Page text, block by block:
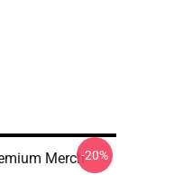
Merch-20%